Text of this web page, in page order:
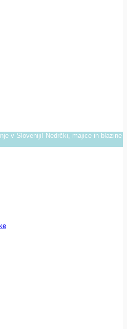
v Sloveniji! Nedrčki, majice in blazine